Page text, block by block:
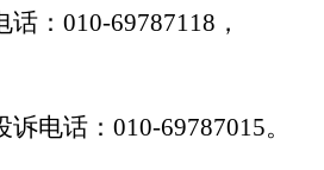
话： 010-69787118 ，
诉电话： 010-69787015。